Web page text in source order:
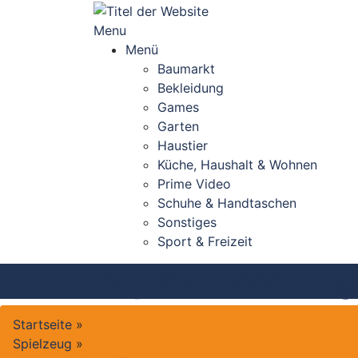
Menu
Menü
Baumarkt
Bekleidung
Games
Garten
Haustier
Küche, Haushalt & Wohnen
Prime Video
Schuhe & Handtaschen
Sonstiges
Sport & Freizeit
Startseite »
Spielzeug »